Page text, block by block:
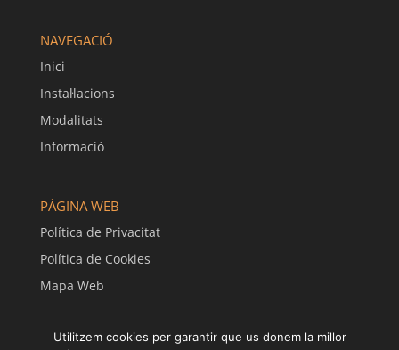
NAVEGACIÓ
Inici
Instal·lacions
Modalitats
Informació
PÀGINA WEB
Política de Privacitat
Política de Cookies
Mapa Web
Utilitzem cookies per garantir que us donem la millor